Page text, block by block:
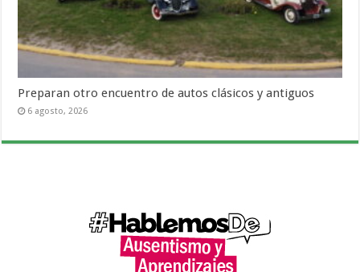
Preparan otro encuentro de autos clásicos y antiguos
6 agosto, 2026